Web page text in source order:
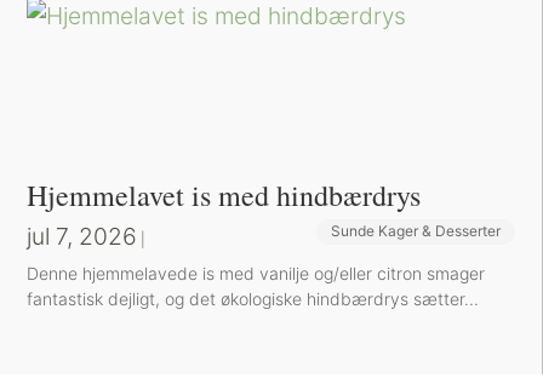
Hjemmelavet is med hindbærdrys
jul 7, 2026 Sunde Kager & Desserter
Denne hjemmelavede is med vanilje og/eller citron smager
fantastisk dejligt, og det økologiske hindbærdrys sætter...